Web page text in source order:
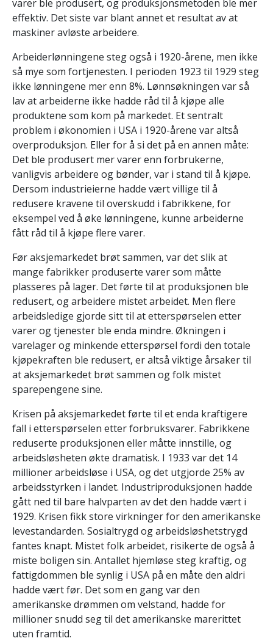
varer ble produsert, og produksjonsmetoden ble mer
effektiv. Det siste var blant annet et resultat av at
maskiner avløste arbeidere.
Arbeiderlønningene steg også i 1920-årene, men ikke
så mye som fortjenesten. I perioden 1923 til 1929 steg
ikke lønningene mer enn 8%. Lønnsøkningen var så
lav at arbeiderne ikke hadde råd til å kjøpe alle
produktene som kom på markedet. Et sentralt
problem i økonomien i USA i 1920-årene var altså
overproduksjon. Eller for å si det på en annen måte:
Det ble produsert mer varer enn forbrukerne,
vanligvis arbeidere og bønder, var i stand til å kjøpe.
Dersom industrieierne hadde vært villige til å
redusere kravene til overskudd i fabrikkene, for
eksempel ved å øke lønningene, kunne arbeiderne
fått råd til å kjøpe flere varer.
Før aksjemarkedet brøt sammen, var det slik at
mange fabrikker produserte varer som måtte
plasseres på lager. Det førte til at produksjonen ble
redusert, og arbeidere mistet arbeidet. Men flere
arbeidsledige gjorde sitt til at etterspørselen etter
varer og tjenester ble enda mindre. Økningen i
varelager og minkende etterspørsel fordi den totale
kjøpekraften ble redusert, er altså viktige årsaker til
at aksjemarkedet brøt sammen og folk mistet
sparepengene sine.
Krisen på aksjemarkedet førte til et enda kraftigere
fall i etterspørselen etter forbruksvarer. Fabrikkene
reduserte produksjonen eller måtte innstille, og
arbeidsløsheten økte dramatisk. I 1933 var det 14
millioner arbeidsløse i USA, og det utgjorde 25% av
arbeidsstyrken i landet. Industriproduksjonen hadde
gått ned til bare halvparten av det den hadde vært i
1929. Krisen fikk store virkninger for den amerikanske
levestandarden. Sosialtrygd og arbeidsløshetstrygd
fantes knapt. Mistet folk arbeidet, risikerte de også å
miste boligen sin. Antallet hjemløse steg kraftig, og
fattigdommen ble synlig i USA på en måte den aldri
hadde vært før. Det som en gang var den
amerikanske drømmen om velstand, hadde for
millioner snudd seg til det amerikanske marerittet
uten framtid.